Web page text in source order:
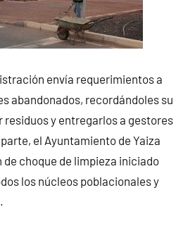
envía requerimientos a
abandonados, recordándoles su
y entregarlos a gestores
el Ayuntamiento de Yaiza
de choque de limpieza iniciado
los núcleos poblacionales y